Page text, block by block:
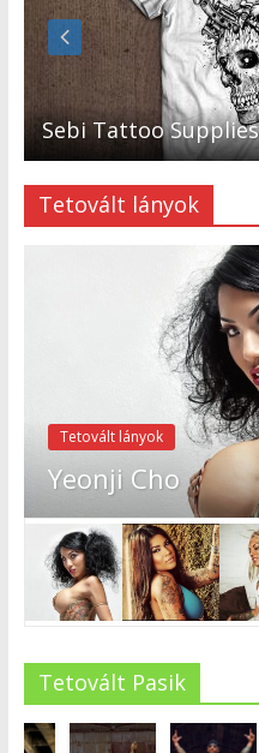
Sebi Tattoo Supplies
Tetovált lányok
Tetovált lányok
Yeonji Cho
Tetovált Pasik